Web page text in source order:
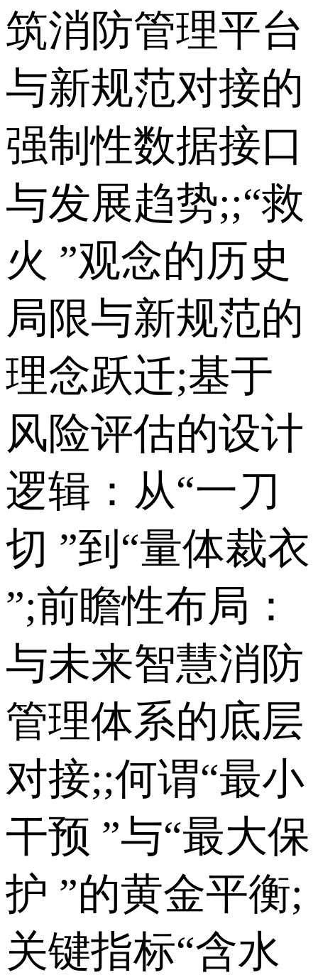
筑消防管理平台
与新规范对接的
强制性数据接口
与发展趋势;;“救
火 ”观念的历史
局限与新规范的
理念跃迁;基于
风险评估的设计
逻辑：从“一刀
切 ”到“量体裁衣
”;前瞻性布局：
与未来智慧消防
管理体系的底层
对接;;何谓“最小
干预 ”与“最大保
护 ”的黄金平衡;
关键指标“含水